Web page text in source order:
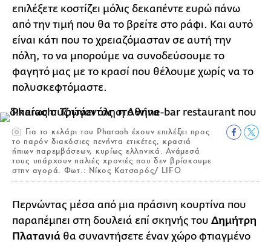
επιλέξετε κοστίζει μόλις δεκαπέντε ευρώ πάνω
από την τιμή που θα το βρείτε στο ράφι. Και αυτό
είναι κάτι που το χρειαζόμασταν σε αυτή την
πόλη, το να μπορούμε να συνοδεύσουμε το
φαγητό μας με το κρασί που θέλουμε χωρίς να το
πολυσκεφτόμαστε.
Για το κελάρι του Pharaoh έχουν επιλέξει προς
το παρόν διακόσιες πενήντα ετικέτες, κρασιά
ήπιων παρεμβάσεων, κυρίως ελληνικά. Ανάμεσά
τους υπάρχουν παλιές χρονιές που δεν βρίσκουμε
στην αγορά. Φωτ.: Νίκος Κατσαρός/ LIFO
Περνώντας μέσα από μια πράσινη κουρτίνα που
παραπέμπει στη δουλειά επί σκηνής του Δημήτρη
Πλατανιά θα συναντήσετε έναν χώρο φτιαγμένο